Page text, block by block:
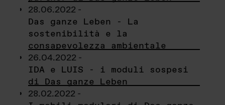
28.06.2022 -
Das ganze Leben - La
sostenibilità e la
consapevolezza ambientale
26.04.2022 -
IDA e LUIS - i moduli sospesi
di Das ganze Leben
28.02.2022 -